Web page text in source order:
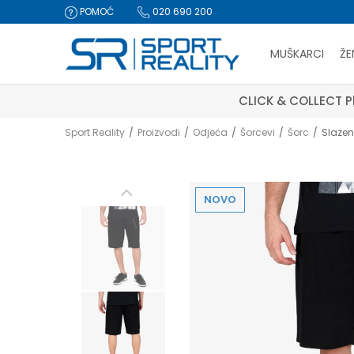
POMOĆ 020 690 200
MUŠKARCI
Platite karticom online i preuzmite u prodavnici po
Sport Reality Proizvodi Odjeća Šorcevi Šorc
NOVO